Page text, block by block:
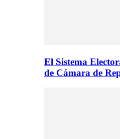
El Sistema
de Cámara de